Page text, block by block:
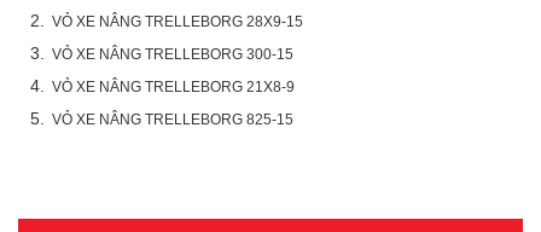
2. VỎ XE NÂNG TRELLEBORG 28X9-15
3. VỎ XE NÂNG TRELLEBORG 300-15
4. VỎ XE NÂNG TRELLEBORG 21X8-9
5. VỎ XE NÂNG TRELLEBORG 825-15